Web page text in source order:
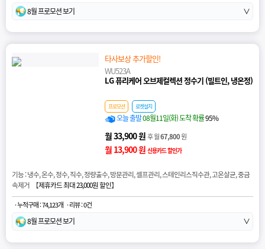
8월 프로모션 보기 ∨
타사보상 추가할인!
WU523A
LG 퓨리케어 오브제컬렉션 정수기 (빌트인, 냉온정)
프로모션 로켓설치
오늘 출발08월11일(화) 도착 확률95%
월 33,900 원후 월67,800원
월 13,900 원 신용카드 할인가
기능 : 냉수, 온수, 정수, 직수, 정량출수, 방문관리, 셀프관리, 스테인리스직수관, 고온살균, 중금
속제거 【제휴카드 최대 23,000원 할인】
· 누적구매 : 74,123개 · 리뷰 : 0건
8월 프로모션 보기 ∨